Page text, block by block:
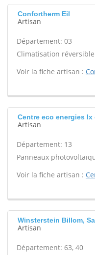
Confortherm Eil
Artisan
Département: 03
Climatisation
Voir la fiche artisan :
Centre eco energies
Artisan
Département: 13
Panneaux
Voir la fiche artisan :
Winsterstein Billom,
Artisan
Département: 63, 40